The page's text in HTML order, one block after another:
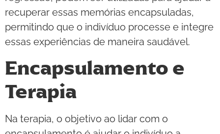
recuperar essas memórias encapsuladas,
permitindo que o indivíduo processe e integre
essas experiências de maneira saudável.
Encapsulamento e
Terapia
Na terapia, o objetivo ao lidar com o